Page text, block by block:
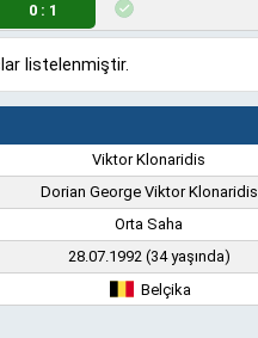
0 : 1
listelenmiştir.
Viktor Klonaridis
Dorian George Viktor Klonaridis
Orta Saha
28.07.1992 (34 yaşında)
Belçika